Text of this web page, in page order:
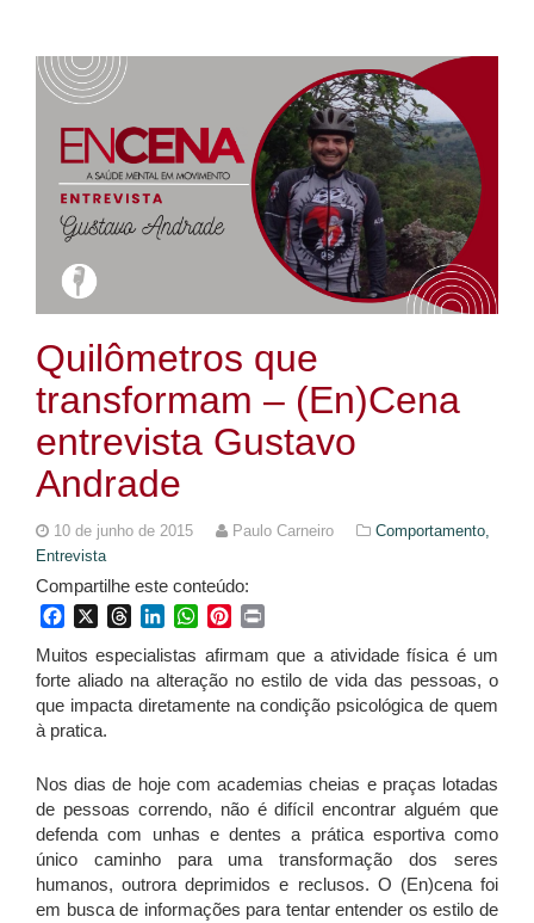
Quilômetros que
transformam – (En)Cena
entrevista Gustavo
Andrade
10 de junho de 2015 Paulo Carneiro
Comportamento,
Entrevista
Compartilhe este conteúdo:
FacebookThreadsLinkedInWhatsApp
Pinterest
Muitos especialistas afirmam que a atividade física é um
forte aliado na alteração no estilo de vida das pessoas, o
que impacta diretamente na condição psicológica de quem
à pratica.
Nos dias de hoje com academias cheias e praças lotadas
de pessoas correndo, não é difícil encontrar alguém que
defenda com unhas e dentes a prática esportiva como
único caminho para uma transformação dos seres
humanos, outrora deprimidos e reclusos. O (En)cena foi
em busca de informações para tentar entender os estilo de